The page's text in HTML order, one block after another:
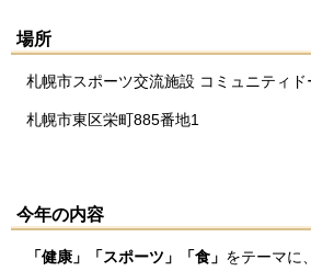
場所
札幌市スポーツ交流施設 コミュニティド
札幌市東区栄町885番地1
今年の内容
「健康」「スポーツ」「食」 をテーマに